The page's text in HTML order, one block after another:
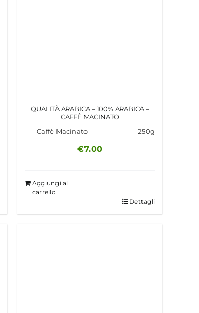
QUALITÀ ARABICA – 100% ARABICA –
CAFFÈ MACINATO
Caffè Macinato
250g
€7.00
Aggiungi al
carrello
Dettagli